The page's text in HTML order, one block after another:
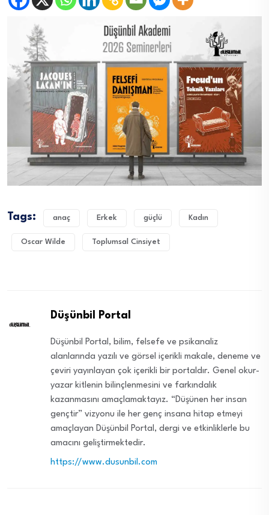
Tags: anaç Erkek güçlü Kadın
Oscar Wilde Toplumsal Cinsiyet
Düşünbil Portal
Düşünbil Portal, bilim, felsefe ve psikanaliz
alanlarında yazılı ve görsel içerikli makale, deneme ve
çeviri yayınlayan çok içerikli bir portaldır. Genel okur-
yazar kitlenin bilinçlenmesini ve farkındalık
kazanmasını amaçlamaktayız. “Düşünen her insan
gençtir” vizyonu ile her genç insana hitap etmeyi
amaçlayan Düşünbil Portal, dergi ve etkinliklerle bu
amacını geliştirmektedir.
https://www.dusunbil.com